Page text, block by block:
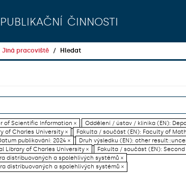
činnosti
Jiná pracoviště Hledat
of Scientific Information ×
Oddělení / ústav / klinika (EN):
of Charles University ×
Fakulta / součást (EN): Faculty of
publikování: 2024 ×
Druh výsledku (EN): other
Library of Charles University ×
Fakulta / součást (EN):
distribuovaných a spolehlivých systémů ×
distribuovaných a spolehlivých systémů ×